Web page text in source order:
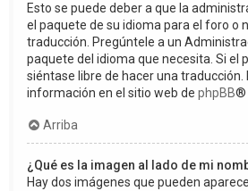
Esto se puede deber a que la
el paquete de su idioma para el foro o
traducción. Pregúntele a un
paquete del idioma que necesita. Si el
siéntase libre de hacer una
información en el sitio web de phpBB®
Arriba
¿Qué es la imagen al lado de mi
Hay dos imágenes que pueden